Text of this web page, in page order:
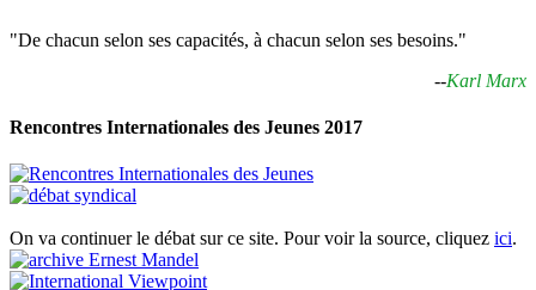
"De chacun selon ses capacités, à chacun selon ses besoins."
--Karl Marx
Rencontres Internationales des Jeunes 2017
On va continuer le débat sur ce site. Pour voir la source, cliquez ici.